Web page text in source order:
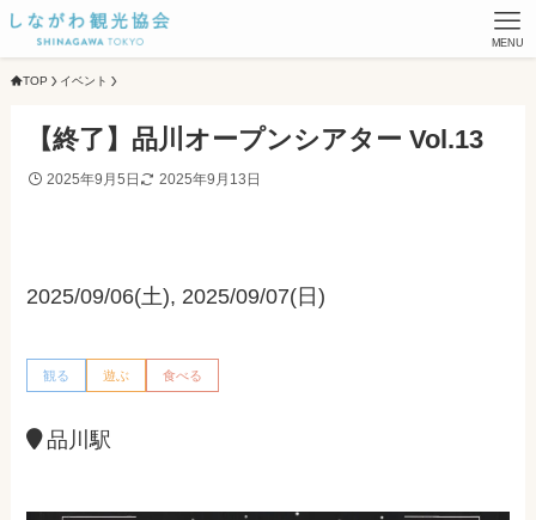
MENU
TOP イベント
【終了】品川オープンシアター Vol.13
2025年9月5日 2025年9月13日
2025/09/06(土), 2025/09/07(日)
観る 遊ぶ 食べる
品川駅